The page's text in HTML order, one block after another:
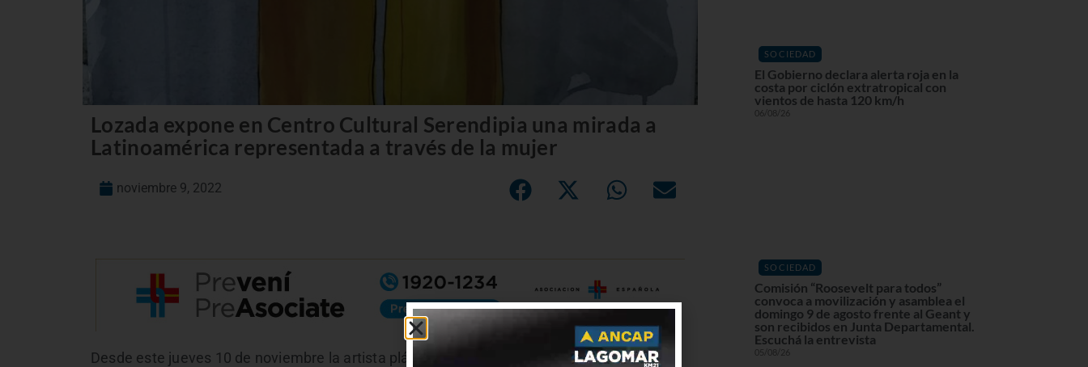
Lozada expone en Centro Cultural Serendipia una mirada a
Latinoamérica representada a través de la mujer
noviembre 9, 2022
Desde este jueves 10 de noviembre la artista plástica Angie Lozada expone en la Sala
SOCIEDAD
El Gobierno declara alerta roja en la
costa por ciclón extratropical con
vientos de hasta 120 km/h
06/08/26
SOCIEDAD
Comisión “Roosevelt para todos”
convoca a movilización y asamblea el
domingo 9 de agosto frente al Geant y
son recibidos en Junta Departamental.
Escuchá la entrevista
05/08/26